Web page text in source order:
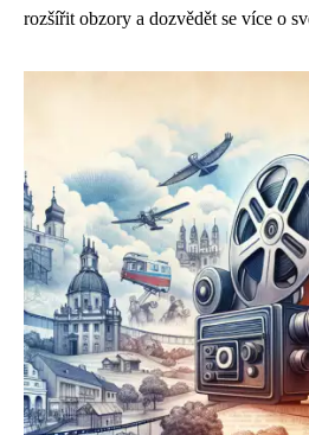
rozšířit obzory a dozvědět se více o